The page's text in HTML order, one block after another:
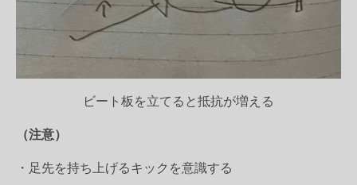
ビート板を立てると抵抗が増える
（注意）
・足先を持ち上げるキックを意識する